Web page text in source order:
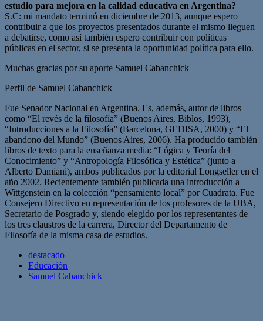
estudio para mejora en la calidad educativa en Argentina?
S.C: mi mandato terminó en diciembre de 2013, aunque espero
contribuir a que los proyectos presentados durante el mismo lleguen
a debatirse, como así también espero contribuir con políticas
públicas en el sector, si se presenta la oportunidad política para ello.
Muchas gracias por su aporte Samuel Cabanchick
Perfil de Samuel Cabanchick
Fue Senador Nacional en Argentina. Es, además, autor de libros
como “El revés de la filosofía” (Buenos Aires, Biblos, 1993),
“Introducciones a la Filosofía” (Barcelona, GEDISA, 2000) y “El
abandono del Mundo” (Buenos Aires, 2006). Ha producido también
libros de texto para la enseñanza media: “Lógica y Teoría del
Conocimiento” y “Antropología Filosófica y Estética” (junto a
Alberto Damiani), ambos publicados por la editorial Longseller en el
año 2002. Recientemente también publicada una introducción a
Wittgenstein en la colección “pensamiento local” por Cuadrata. Fue
Consejero Directivo en representación de los profesores de la UBA,
Secretario de Posgrado y, siendo elegido por los representantes de
los tres claustros de la carrera, Director del Departamento de
Filosofía de la misma casa de estudios.
destacado
Educación
Samuel Cabanchick